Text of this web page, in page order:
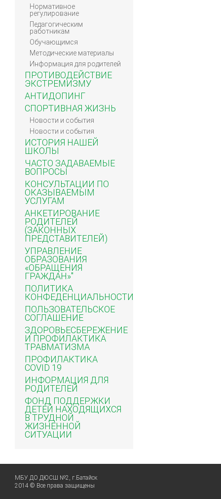
Нормативное
регулирование
Педагогическим
работникам
Обучающимся
Методические материалы
Информация для родителей
ПРОТИВОДЕЙСТВИЕ
ЭКСТРЕМИЗМУ
АНТИДОПИНГ
СПОРТИВНАЯ ЖИЗНЬ
Новости и события
Новости и события
ИСТОРИЯ НАШЕЙ
ШКОЛЫ
ЧАСТО ЗАДАВАЕМЫЕ
ВОПРОСЫ
КОНСУЛЬТАЦИИ ПО
ОКАЗЫВАЕМЫМ
УСЛУГАМ
АНКЕТИРОВАНИЕ
РОДИТЕЛЕЙ
(ЗАКОННЫХ
ПРЕДСТАВИТЕЛЕЙ)
УПРАВЛЕНИЕ
ОБРАЗОВАНИЯ
«ОБРАЩЕНИЯ
ГРАЖДАН»"
ПОЛИТИКА
КОНФЕДЕНЦИАЛЬНОСТИ
ПОЛЬЗОВАТЕЛЬСКОЕ
СОГЛАШЕНИЕ
ЗДОРОВЬЕСБЕРЕЖЕНИЕ
И ПРОФИЛАКТИКА
ТРАВМАТИЗМА
ПРОФИЛАКТИКА
COVID 19
ИНФОРМАЦИЯ ДЛЯ
РОДИТЕЛЕЙ
ФОНД ПОДДЕРЖКИ
ДЕТЕЙ НАХОДЯЩИХСЯ
В ТРУДНОЙ
ЖИЗНЕННОЙ
СИТУАЦИИ
МБУ ДО ДЮСШ №2, г.Батайск
2014 © Все права защищены